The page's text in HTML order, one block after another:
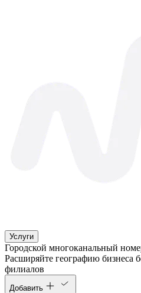
Услуги
Городской многоканальный
Расширяйте географию бизнеса
филиалов
Добавить